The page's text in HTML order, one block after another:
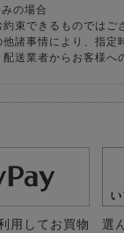
の場合
束できるものではご
諸事情により、指定
送業者からお客様へ
用してお買物
選